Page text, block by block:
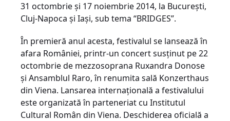
31 octombrie și 17 noiembrie 2014, la București,
Cluj-Napoca și Iași, sub tema “BRIDGES”.
În premieră anul acesta, festivalul se lansează în
afara României, printr-un concert susținut pe 22
octombrie de mezzosoprana Ruxandra Donose
și Ansamblul Raro, în renumita sală Konzerthaus
din Viena. Lansarea internațională a festivalului
este organizată în parteneriat cu Institutul
Cultural Român din Viena. Deschiderea oficială a